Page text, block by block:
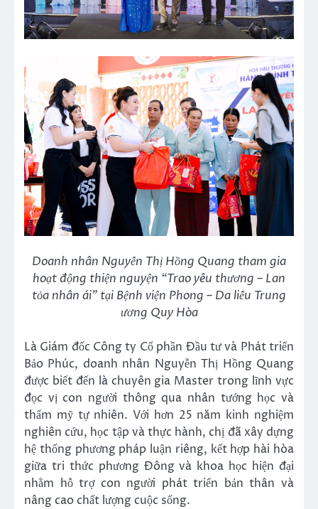
Doanh nhân Nguyễn Thị Hồng Quang tham gia
hoạt động thiện nguyện “Trao yêu thương – Lan
tỏa nhân ái” tại Bệnh viện Phong – Da liễu Trung
ương Quy Hòa
Là Giám đốc Công ty Cổ phần Đầu tư và Phát triển
Bảo Phúc, doanh nhân Nguyễn Thị Hồng Quang
được biết đến là chuyên gia Master trong lĩnh vực
đọc vị con người thông qua nhân tướng học và
thẩm mỹ tự nhiên. Với hơn 25 năm kinh nghiệm
nghiên cứu, học tập và thực hành, chị đã xây dựng
hệ thống phương pháp luận riêng, kết hợp hài hòa
giữa tri thức phương Đông và khoa học hiện đại
nhằm hỗ trợ con người phát triển bản thân và
nâng cao chất lượng cuộc sống.